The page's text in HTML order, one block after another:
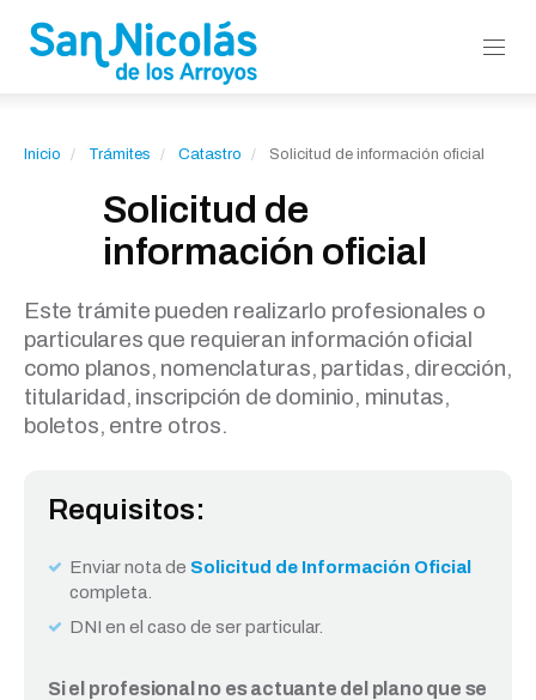
Inicio Trámites Catastro Solicitud de información oficial
Solicitud de
información oficial
Este trámite pueden realizarlo profesionales o
particulares que requieran información oficial
como planos, nomenclaturas, partidas, dirección,
titularidad, inscripción de dominio, minutas,
boletos, entre otros.
Requisitos:
Enviar nota de Solicitud de Información Oficial
completa.
DNI en el caso de ser particular.
Si el profesional no es actuante del plano que se